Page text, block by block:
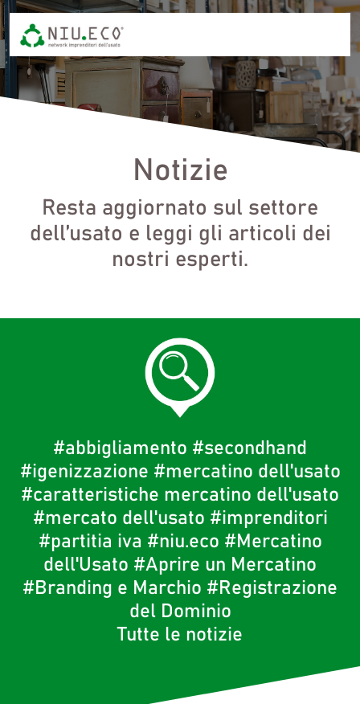
Notizie
Resta aggiornato sul settore
dell’usato e leggi gli articoli dei
nostri esperti.
#abbigliamento #secondhand
#igenizzazione #mercatino dell'usato
#caratteristiche mercatino dell'usato
#mercato dell'usato #imprenditori
#partitia iva #niu.eco #Mercatino
dell'Usato #Aprire un Mercatino
#Branding e Marchio #Registrazione
del Dominio
Tutte le notizie